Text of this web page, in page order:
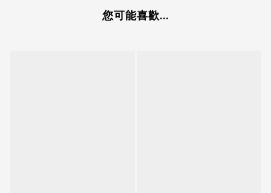
您可能喜歡...